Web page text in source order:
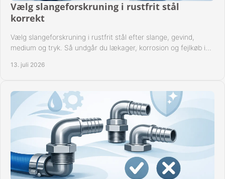
Vælg slangeforskruning i rustfrit stål
korrekt
Vælg slangeforskruning i rustfrit stål efter slange, gevind,
medium og tryk. Så undgår du lækager, korrosion og fejlkøb i
13. juli 2026